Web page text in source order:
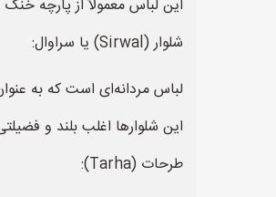
این لباس معمولاً از پارچه
شلوار (Sirwal) یا سراوال:
لباس مردانه‌ای است که به
این شلوارها اغلب بلند و
طرحات (Tarha):